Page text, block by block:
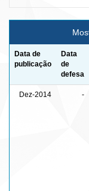
Data de
publicação
Data
de
defesa
Dez-2014 -